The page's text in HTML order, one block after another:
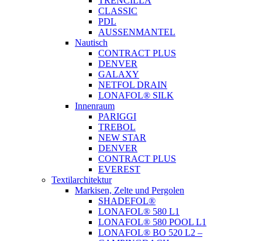
CLASSIC
PDL
AUSSENMANTEL
Nautisch
CONTRACT PLUS
DENVER
GALAXY
NETFOL DRAIN
LONAFOL® SILK
Innenraum
PARIGGI
TREBOL
NEW STAR
DENVER
CONTRACT PLUS
EVEREST
Textilarchitektur
Markisen, Zelte und Pergolen
SHADEFOL®
LONAFOL® 580 L1
LONAFOL® 580 POOL L1
LONAFOL® BO 520 L2 –